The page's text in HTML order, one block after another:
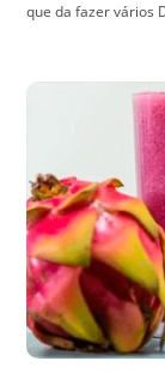
que da fazer vários